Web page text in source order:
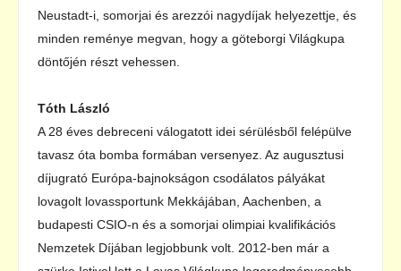
Neustadt-i, somorjai és arezzói nagydíjak helyezettje, és
minden reménye megvan, hogy a göteborgi Világkupa
döntőjén részt vehessen.
Tóth László
A 28 éves debreceni válogatott idei sérülésből felépülve
tavasz óta bomba formában versenyez. Az augusztusi
díjugrató Európa-bajnokságon csodálatos pályákat
lovagolt lovassportunk Mekkájában, Aachenben, a
budapesti CSIO-n és a somorjai olimpiai kvalifikációs
Nemzetek Díjában legjobbunk volt. 2012-ben már a